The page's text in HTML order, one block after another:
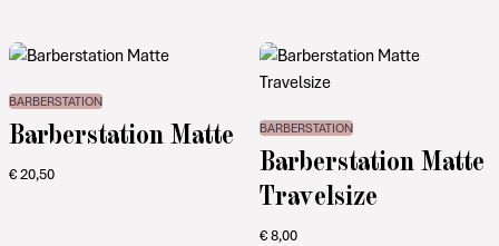
BARBERSTATION
Barberstation Matte
€20,50
BARBERSTATION
Barberstation Matte
Travelsize
€8,00